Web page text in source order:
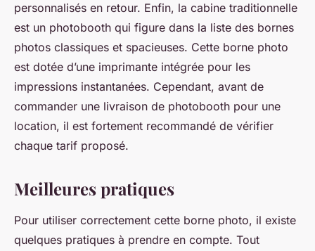
personnalisés en retour. Enfin, la cabine traditionnelle
est un photobooth qui figure dans la liste des bornes
photos classiques et spacieuses. Cette borne photo
est dotée d’une imprimante intégrée pour les
impressions instantanées. Cependant, avant de
commander une livraison de photobooth pour une
location, il est fortement recommandé de vérifier
chaque tarif proposé.
Meilleures pratiques
Pour utiliser correctement cette borne photo, il existe
quelques pratiques à prendre en compte. Tout